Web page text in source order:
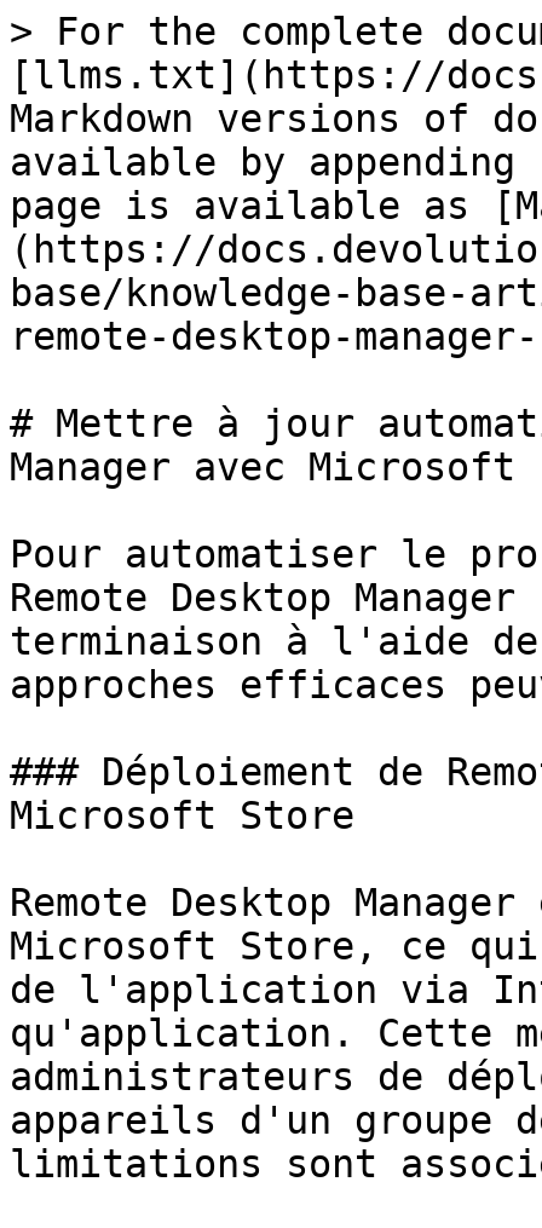
> For the complete
[llms.txt](https://
Markdown versions of
available by
page is available as
(https://
base/knowledge-base-
remote-desktop-
# Mettre à jour
Manager avec Microsoft
Pour automatiser le
Remote Desktop
terminaison à l'aide
approches efficaces
### Déploiement de
Microsoft Store
Remote Desktop
Microsoft Store, ce
de l'application via
qu'application. Cette
administrateurs de
appareils d'un groupe
limitations sont